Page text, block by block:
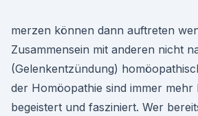
merzen können dann auftreten
Zusammensein mit anderen nicht
(Gelenkentzündung)
der Homöopathie sind immer mehr
begeistert und fasziniert. Wer